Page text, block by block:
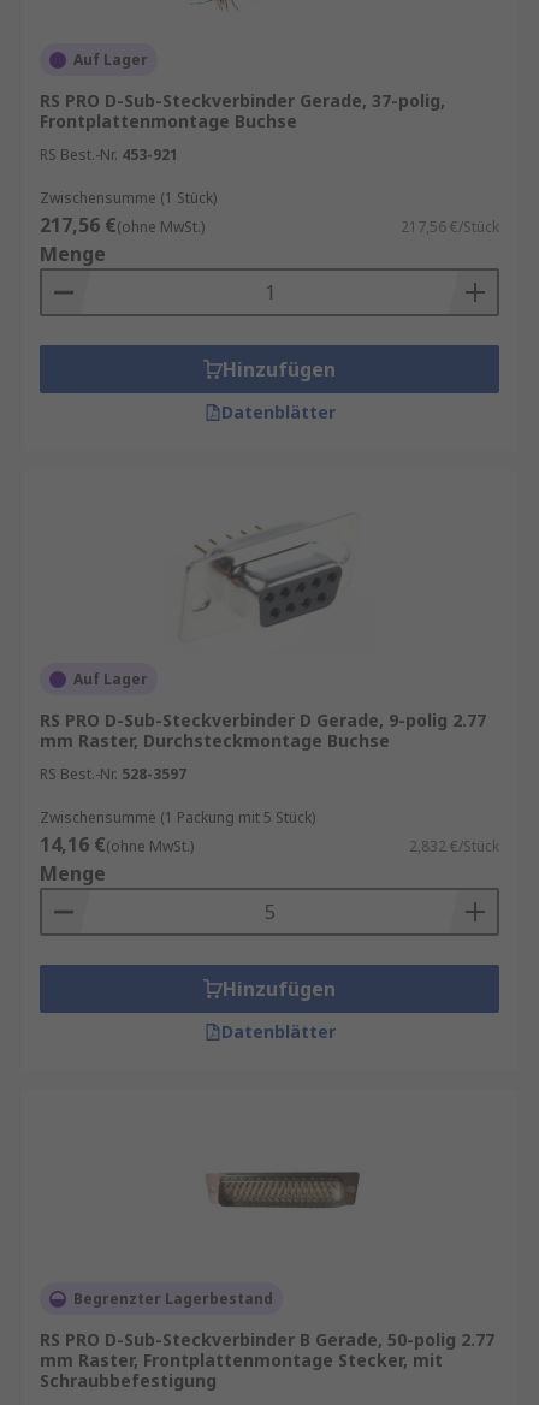
Auf Lager
RS PRO D-Sub-Steckverbinder Gerade, 37-polig,
Frontplattenmontage Buchse
RS Best.-Nr. 453-921
Zwischensumme (1 Stück)
217,56 €(ohne MwSt.) 217,56 €/Stück
Menge
Hinzufügen
Datenblätter
Auf Lager
RS PRO D-Sub-Steckverbinder D Gerade, 9-polig 2.77
mm Raster, Durchsteckmontage Buchse
RS Best.-Nr. 528-3597
Zwischensumme (1 Packung mit 5 Stück)
14,16 €(ohne MwSt.) 2,832 €/Stück
Menge
Hinzufügen
Datenblätter
Begrenzter Lagerbestand
RS PRO D-Sub-Steckverbinder B Gerade, 50-polig 2.77
mm Raster, Frontplattenmontage Stecker, mit
Schraubbefestigung